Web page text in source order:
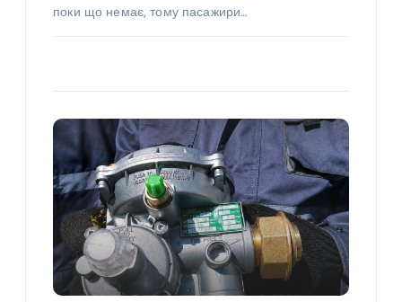
поки що немає, тому пасажири…